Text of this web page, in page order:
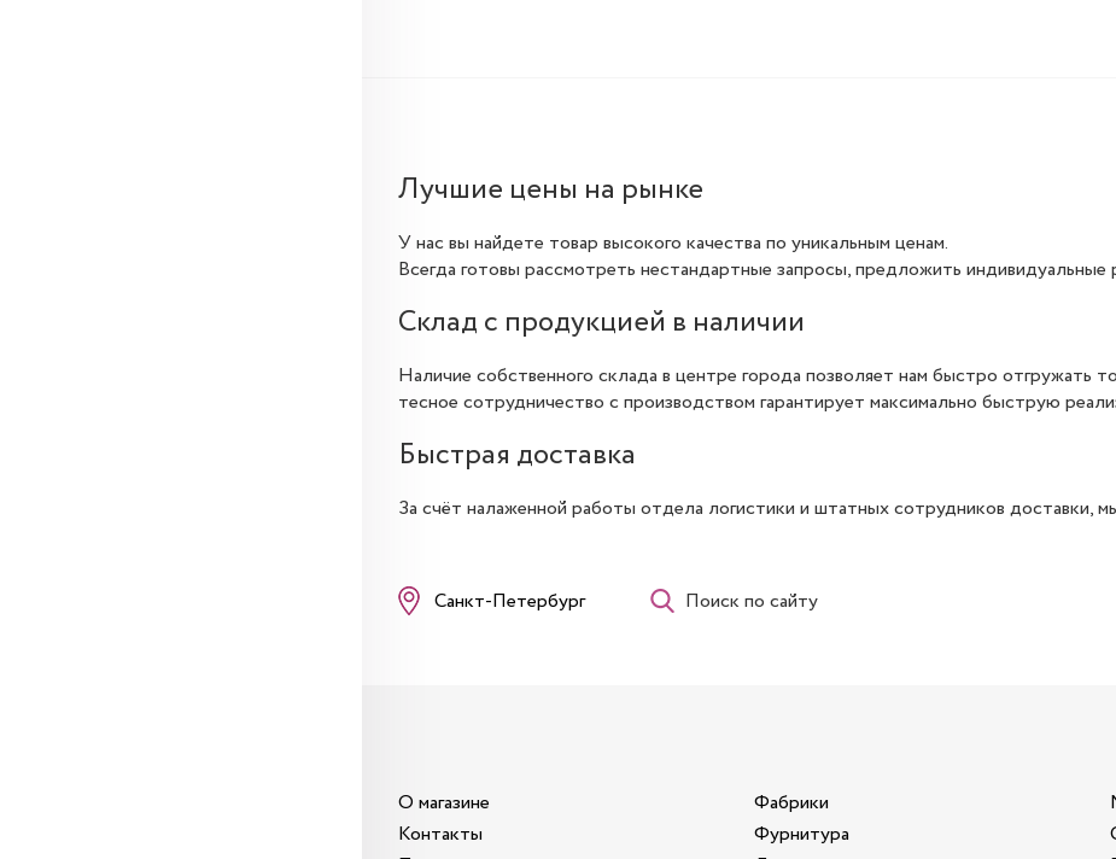
Лучшие цены на рынке
У нас вы найдете товар высокого качества по уникальным ценам.
Всегда готовы рассмотреть нестандартные запросы, предложить
Склад с продукцией в наличии
Наличие собственного склада в центре города позволяет нам быстро отгружать
тесное сотрудничество с производством гарантирует максимально быструю
Быстрая доставка
За счёт налаженной работы отдела логистики и штатных сотрудников доставки,
Санкт-Петербург Поиск по сайту
О магазине
Контакты
Фабрики
Фурнитура